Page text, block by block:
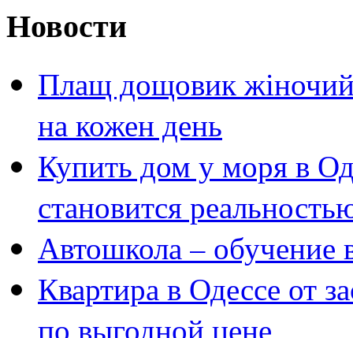
Новости
Плащ дощовик
на кожен день
Купить дом у моря в
становится
Автошкола – обучение
Квартира в Одессе от
по выгодной цене